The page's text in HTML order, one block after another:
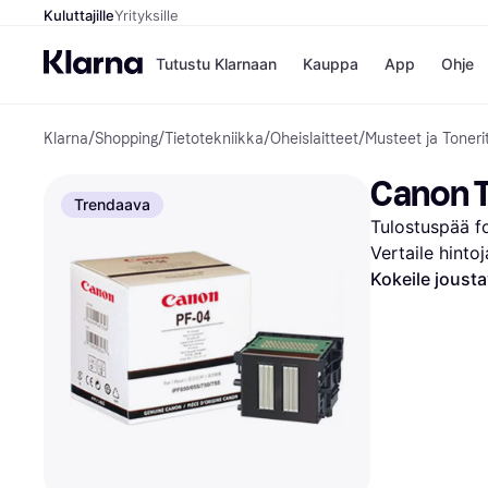
KuluttajilleYrityksille
Tutustu Klarnaan Kauppa
Kaupat
Gigantti
H&M
Peten
Wolt
App Ohje
Klarna/Shopping/Tietotekniikka/Oheislaitteet/Musteet ja
Trendaava Canon
Tulostuspää
Vertaile
Kokeile